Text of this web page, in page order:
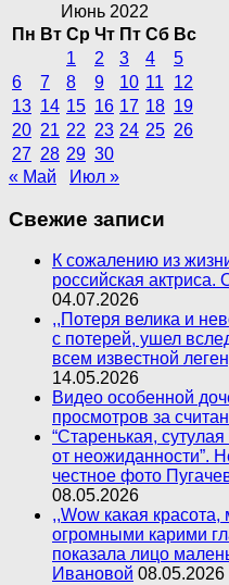
Июнь 2022
Пн Вт Ср Чт Пт Сб Вс
1
2 3 4
5
6
7 8 9 10 11
12
13 14 15 16 17 18 19
20 21 22 23 24 25 26
27 28 29 30
« Май
Июл »
Свежие записи
К сожалению из
российская
04.07.2026
,,Потеря велика и
с потерей, ушел
всем известной
14.05.2026
Видео особенной
просмотров за
“Старенькая,
от неожиданности”.
честное фото
08.05.2026
,,Wow какая
огромными карими
показала лицо
Ивановой 08.05.2026